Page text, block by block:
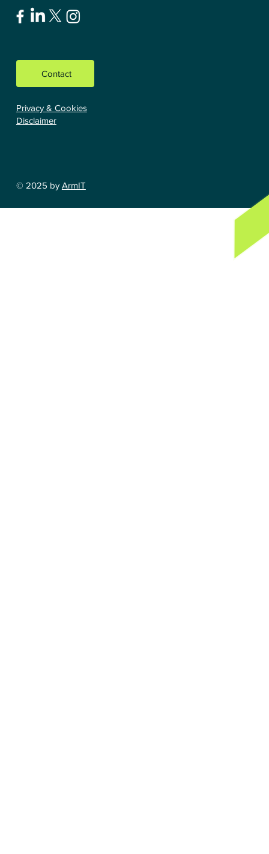
Contact
Privacy & Cookies
Disclaimer
© 2025 by ArmIT